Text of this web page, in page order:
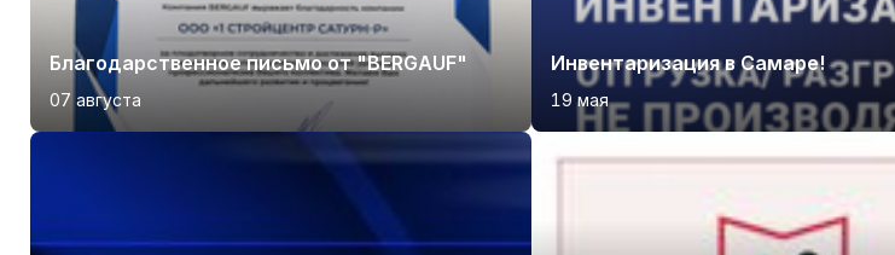
Благодарственное письмо от "BERGAUF"
07 августа
Инвентаризация в Самаре!
19 мая